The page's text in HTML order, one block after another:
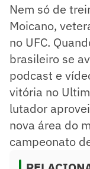
Nem só de
Moicano,
no UFC.
brasileiro se
podcast e
vitória no
lutador
nova área do
campeonato